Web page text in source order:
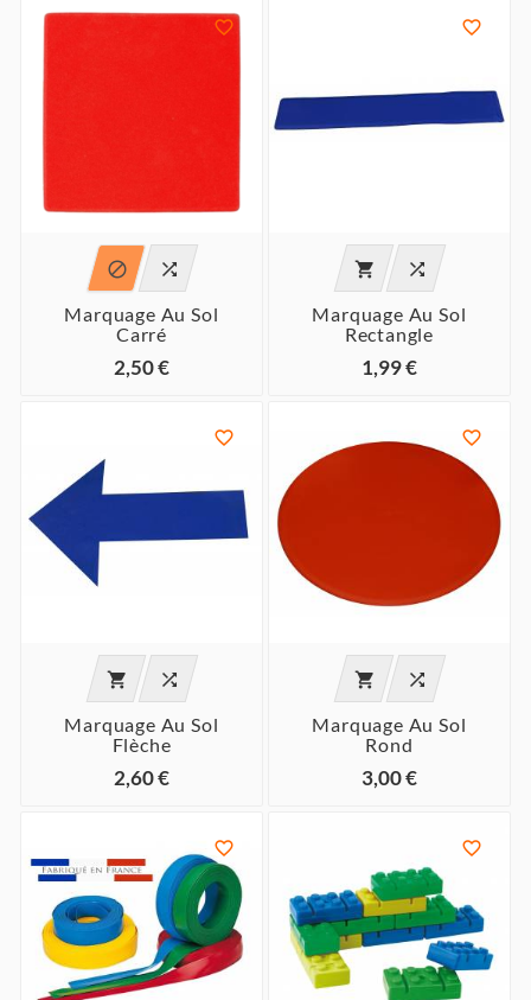

 
Marquage Au Sol
Carré
2,50 €

 
Marquage Au Sol
Rectangle
1,99 €

 
Marquage Au Sol
Flèche
2,60 €

 
Marquage Au Sol
Rond
3,00 €
 